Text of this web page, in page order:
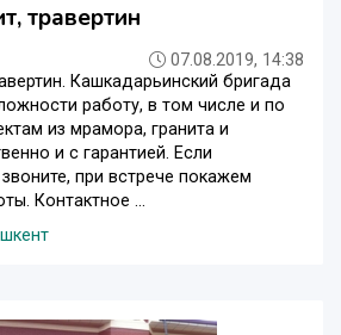
травертин
07.08.2019, 14:38
Кашкадарьинский бригада
работу, в том числе и по
из мрамора, гранита и
и с гарантией. Если
при встрече покажем
Контактное ...